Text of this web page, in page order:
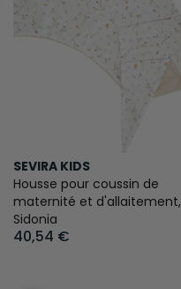
SEVIRA KIDS
Housse pour coussin de
maternité et d'allaitement,
Sidonia
40,54 €